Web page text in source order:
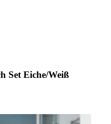
Set Eiche/Weiß